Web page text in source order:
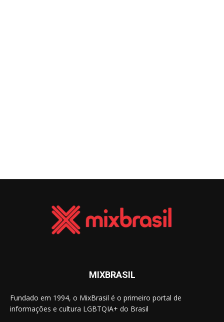
MIXBRASIL
Fundado em 1994, o MixBrasil é o primeiro portal de
informações e cultura LGBTQIA+ do Brasil